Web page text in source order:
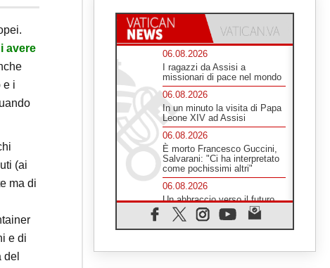
avere
e i
(ai
ma di
e di
06.08.2026
I ragazzi da Assisi a
missionari di pace nel mondo
06.08.2026
In un minuto la visita di Papa
Leone XIV ad Assisi
06.08.2026
È morto Francesco Guccini,
Salvarani: "Ci ha interpretato
come pochissimi altri"
06.08.2026
Un abbraccio verso il futuro,
la grande festa del Papa e dei
giovani ad Assisi
Il grazie dei giovani al Papa: